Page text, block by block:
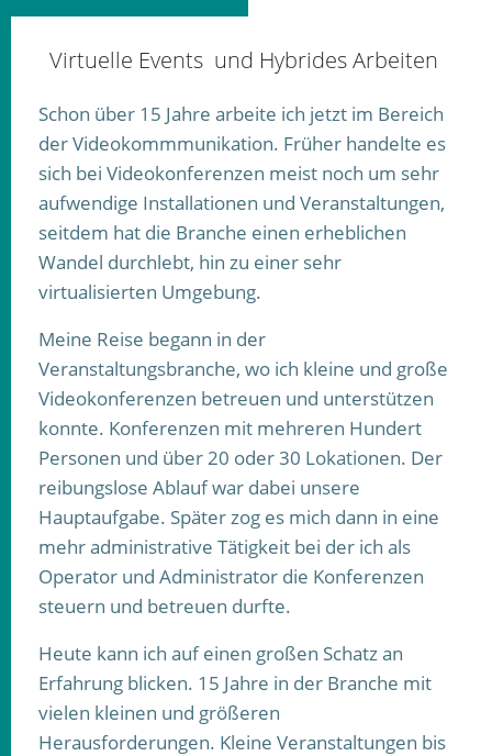
Virtuelle Events und Hybrides Arbeiten
Schon über 15 Jahre arbeite ich jetzt im Bereich
der Videokommmunikation. Früher handelte es
sich bei Videokonferenzen meist noch um sehr
aufwendige Installationen und Veranstaltungen,
seitdem hat die Branche einen erheblichen
Wandel durchlebt, hin zu einer sehr
virtualisierten Umgebung.
Meine Reise begann in der
Veranstaltungsbranche, wo ich kleine und große
Videokonferenzen betreuen und unterstützen
konnte. Konferenzen mit mehreren Hundert
Personen und über 20 oder 30 Lokationen. Der
reibungslose Ablauf war dabei unsere
Hauptaufgabe. Später zog es mich dann in eine
mehr administrative Tätigkeit bei der ich als
Operator und Administrator die Konferenzen
steuern und betreuen durfte.
Heute kann ich auf einen großen Schatz an
Erfahrung blicken. 15 Jahre in der Branche mit
vielen kleinen und größeren
Herausforderungen. Kleine Veranstaltungen bis